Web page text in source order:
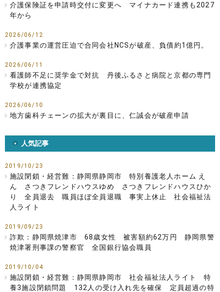
介護保険証を申請時交付に変更へ マイナカード連携も2027
年から
2026/06/12
介護事業の運営圧迫で合同会社NCSが破産、負債約1億円。
2026/06/11
看護師不足に奨学金で対抗 丹後ふるさと病院と京都の専門
学校が連携協定
2026/06/10
地方歯科チェーンの拡大が裏目に、仁誠会が破産申請
人気記事
2019/10/23
施設閉鎖・経営難：静岡県静岡市 特別養護老人ホーム え
ん さつきフレンドハウスゆめ さつきフレンドハウスひか
り 全員退去 職員ほぼ全員退職 事実上休止 社会福祉法
人ライト
2019/09/23
詐欺：静岡県焼津市 68歳女性 被害額約62万円 静岡県警
焼津署刑事課の警察官 全国銀行協会職員
2019/10/04
施設閉鎖・経営難：静岡県静岡市 社会福祉法人ライト 特
養3施設閉鎖問題 132人の受け入れ先を確保 定員超過の特